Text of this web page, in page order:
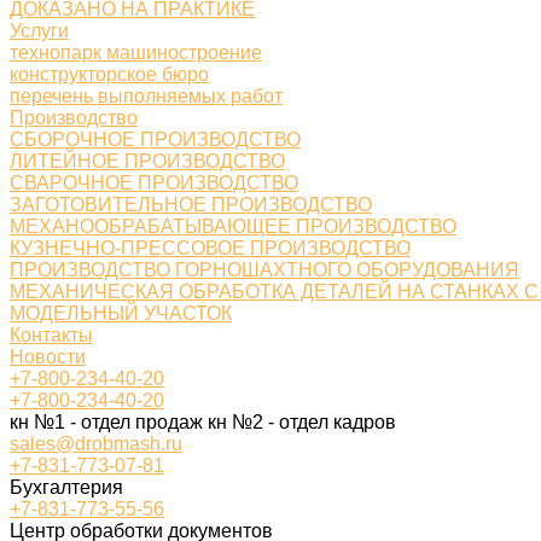
ДОКАЗАНО НА ПРАКТИКЕ
Услуги
технопарк машиностроение
конструкторское бюро
перечень выполняемых работ
Производство
СБОРОЧНОЕ ПРОИЗВОДСТВО
ЛИТЕЙНОЕ ПРОИЗВОДСТВО
СВАРОЧНОЕ ПРОИЗВОДСТВО
ЗАГОТОВИТЕЛЬНОЕ ПРОИЗВОДСТВО
МЕХАНООБРАБАТЫВАЮЩЕЕ ПРОИЗВОДСТВО
КУЗНЕЧНО-ПРЕССОВОЕ ПРОИЗВОДСТВО
ПРОИЗВОДСТВО ГОРНОШАХТНОГО ОБОРУДОВАНИЯ
МЕХАНИЧЕСКАЯ ОБРАБОТКА ДЕТАЛЕЙ НА СТАНКАХ
МОДЕЛЬНЫЙ УЧАСТОК
Контакты
Новости
+7-800-234-40-20
+7-800-234-40-20
кн №1 - отдел продаж кн №2 - отдел кадров
sales@drobmash.ru
+7-831-773-07-81
Бухгалтерия
+7-831-773-55-56
Центр обработки документов